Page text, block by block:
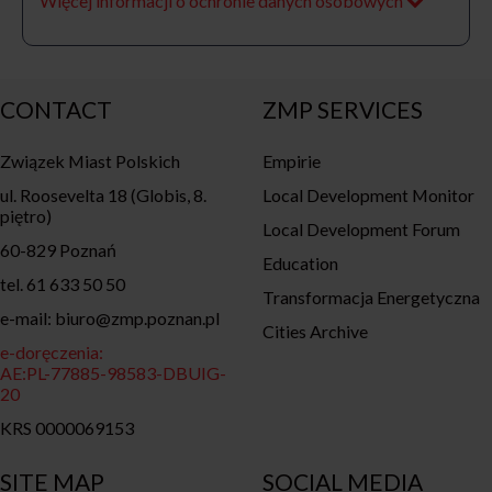
SITE MAP
CONTACT
Związek Miast Polskich
ul. Roosevelta 18 (Globis, 8.
piętro)
60-829 Poznań
tel. 61 633 50 50
e-mail: biuro@zmp.poznan.pl
e-doręczenia:
AE:PL-77885-98583-DBUIG-
20
KRS 0000069153
ZMP SERVICES
Empirie
Local Development Monitor
Local Development Forum
Education
Transformacja Energetyczna
Cities Archive
SOCIAL MEDIA